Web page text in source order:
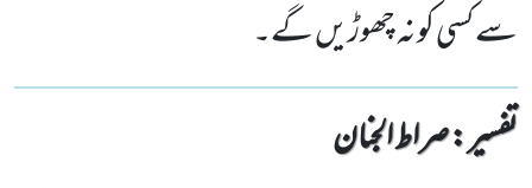
سے کسی کو نہ چھوڑیں گے۔
تفسیر : ‎صراط الجنان